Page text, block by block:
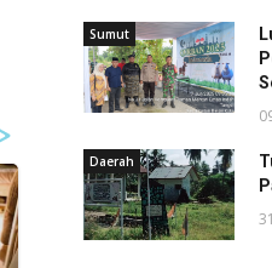
Sumut
Daerah